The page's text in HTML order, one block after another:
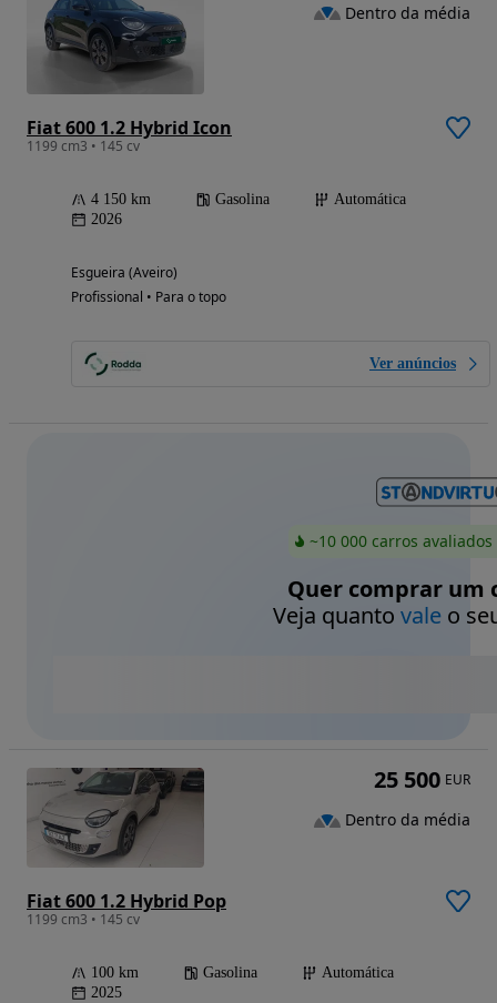
Fiat 600 1.2 Hybrid Icon
1199 cm3 • 145 cv
4 150 km Gasolina
Automática
2026
Esgueira (Aveiro)
Profissional • Para o topo
Ver anúncios
Dentro da média
~10 000 carros
Quer comprar um
Veja quanto valeo
Fiat 600 1.2 Hybrid Pop
1199 cm3 • 145 cv
100 km Gasolina
Automática
2025
25 500 EUR
Dentro da média